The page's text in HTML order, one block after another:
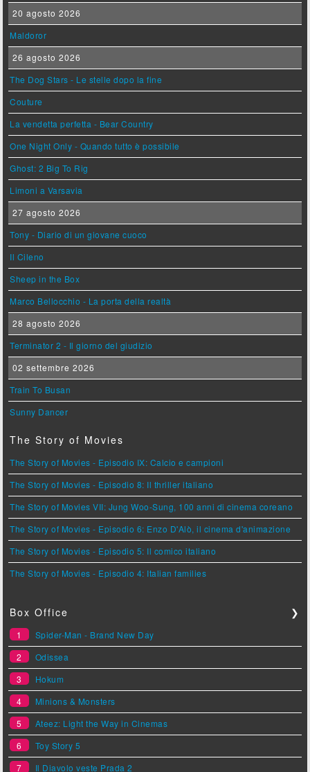
20 agosto 2026
Maldoror
26 agosto 2026
The Dog Stars - Le stelle dopo la fine
Couture
La vendetta perfetta - Bear Country
One Night Only - Quando tutto è possibile
Ghost: 2 Big To Rig
Limoni a Varsavia
27 agosto 2026
Tony - Diario di un giovane cuoco
Il Cileno
Sheep in the Box
Marco Bellocchio - La porta della realtà
28 agosto 2026
Terminator 2 - Il giorno del giudizio
02 settembre 2026
Train To Busan
Sunny Dancer
The Story of Movies
The Story of Movies - Episodio IX: Calcio e campioni
The Story of Movies - Episodio 8: Il thriller italiano
The Story of Movies VII: Jung Woo-Sung, 100 anni di cinema coreano
The Story of Movies - Episodio 6: Enzo D'Alò, il cinema d'animazione
The Story of Movies - Episodio 5: Il comico italiano
The Story of Movies - Episodio 4: Italian families
Box Office ❯
1
Spider-Man - Brand New Day
2
Odissea
3
Hokum
4
Minions & Monsters
5
Ateez: Light the Way in Cinemas
6
Toy Story 5
7
Il Diavolo veste Prada 2